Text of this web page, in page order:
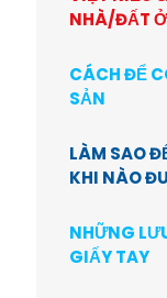
NHÀ/ĐẤT
CÁCH ĐỂ
SẢN
LÀM SAO
KHI NÀO
NHỮNG
GIẤY TAY